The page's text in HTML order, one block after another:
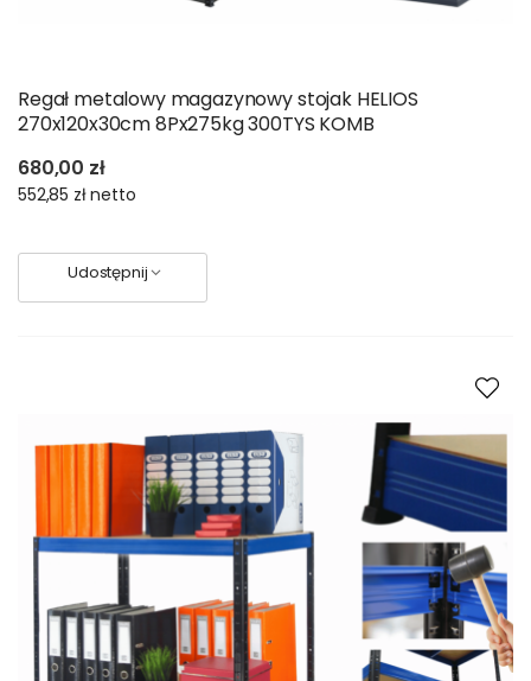
Regał metalowy magazynowy stojak HELIOS
270x120x30cm 8Px275kg 300TYS KOMB
680,00 zł
552,85 złnetto
Udostępnij